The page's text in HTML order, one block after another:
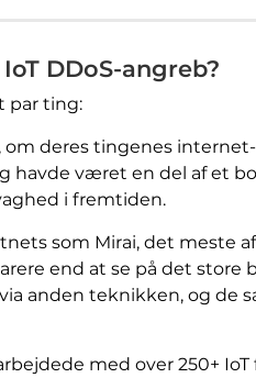
DDoS-angreb?
par ting:
deres tingenes
havde været en del af et
i fremtiden.
som Mirai, det meste
end at se på det store
anden teknikken, og de
med over 250+